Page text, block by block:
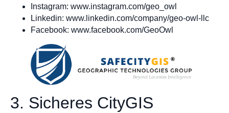
Instagram: www.instagram.com/geo_owl
Linkedin: www.linkedin.com/company/geo-owl-llc
Facebook: www.facebook.com/GeoOwl
3. Sicheres CityGIS